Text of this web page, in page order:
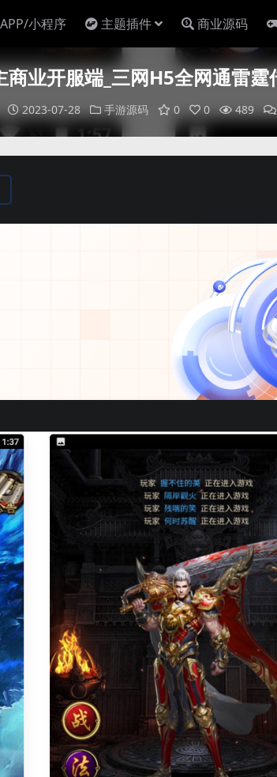
APP/小程序 主题插件 商业源码
业开服端_三网H5全网通雷
2023-07-28 手游源码 0 0 489